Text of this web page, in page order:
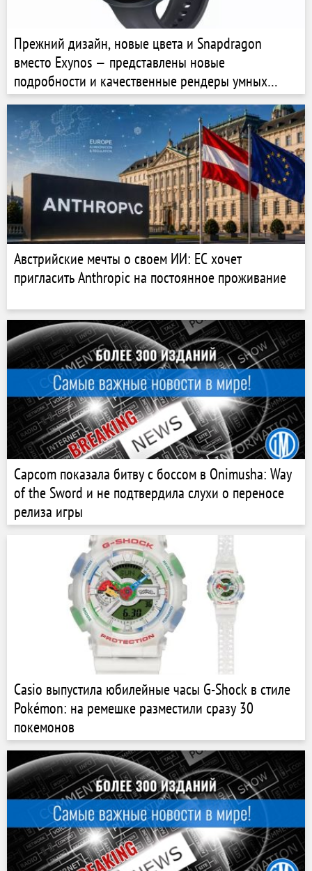
Прежний дизайн, новые цвета и Snapdragon
вместо Exynos — представлены новые
подробности и качественные рендеры умных
часов Samsung Galaxy Watch 9
Австрийские мечты о своем ИИ: ЕС хочет
пригласить Anthropic на постоянное проживание
Capcom показала битву с боссом в Onimusha: Way
of the Sword и не подтвердила слухи о переносе
релиза игры
Casio выпустила юбилейные часы G-Shock в стиле
Pokémon: на ремешке разместили сразу 30
покемонов